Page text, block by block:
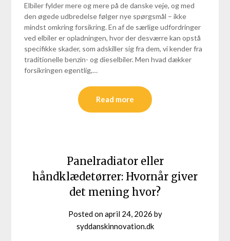
Elbiler fylder mere og mere på de danske veje, og med
den øgede udbredelse følger nye spørgsmål – ikke
mindst omkring forsikring. En af de særlige udfordringer
ved elbiler er opladningen, hvor der desværre kan opstå
specifikke skader, som adskiller sig fra dem, vi kender fra
traditionelle benzin- og dieselbiler. Men hvad dækker
forsikringen egentlig,…
Read more
Panelradiator eller
håndklædetørrer: Hvornår giver
det mening hvor?
Posted onapril 24, 2026 by
syddanskinnovation.dk